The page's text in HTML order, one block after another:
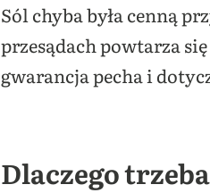
Sól chyba była cenną
przesądach powtarza
gwarancja pecha i
Dlaczego